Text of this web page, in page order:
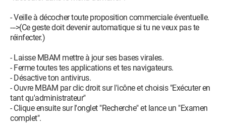
- Veille à décocher toute proposition commerciale éventuelle.
--->(Ce geste doit devenir automatique si tu ne veux pas te
réinfecter.)
- Laisse MBAM mettre à jour ses bases virales.
- Ferme toutes tes applications et tes navigateurs.
- Désactive ton antivirus.
- Ouvre MBAM par clic droit sur l'icône et choisis "Exécuter en
tant qu'administrateur"
- Clique ensuite sur l'onglet "Recherche" et lance un "Examen
complet".